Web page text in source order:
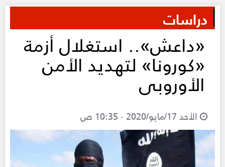
دراسات
«داعش».. استغلال أزمة
«كورونا» لتهديد الأمن
الأوروبى
الأحد 17/مايو/2020 - 10:35 ص